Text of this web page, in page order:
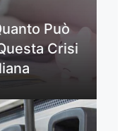
Può
Crisi